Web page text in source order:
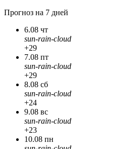
Прогноз на 7 дней
6.08 чт
sun-rain-cloud
+29
7.08 пт
sun-rain-cloud
+29
8.08 сб
sun-rain-cloud
+24
9.08 вс
sun-rain-cloud
+23
10.08 пн